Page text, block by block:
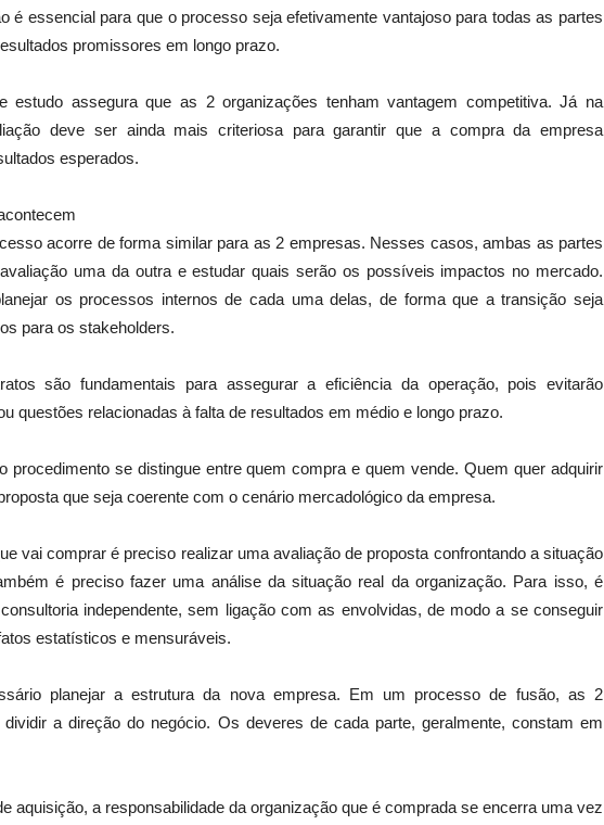
é essencial para que o processo seja efetivamente vantajoso para todas as partes
promissores em longo prazo.
estudo assegura que as 2 organizações tenham vantagem competitiva. Já na
deve ser ainda mais criteriosa para garantir que a compra da empresa
esperados.
acorre de forma similar para as 2 empresas. Nesses casos, ambas as partes
uma da outra e estudar quais serão os possíveis impactos no mercado.
os processos internos de cada uma delas, de forma que a transição seja
para os stakeholders.
são fundamentais para assegurar a eficiência da operação, pois evitarão
questões relacionadas à falta de resultados em médio e longo prazo.
procedimento se distingue entre quem compra e quem vende. Quem quer adquirir
que seja coerente com o cenário mercadológico da empresa.
vai comprar é preciso realizar uma avaliação de proposta confrontando a situação
é preciso fazer uma análise da situação real da organização. Para isso, é
independente, sem ligação com as envolvidas, de modo a se conseguir
estatísticos e mensuráveis.
planejar a estrutura da nova empresa. Em um processo de fusão, as 2
dividir a direção do negócio. Os deveres de cada parte, geralmente, constam em
aquisição, a responsabilidade da organização que é comprada se encerra uma vez